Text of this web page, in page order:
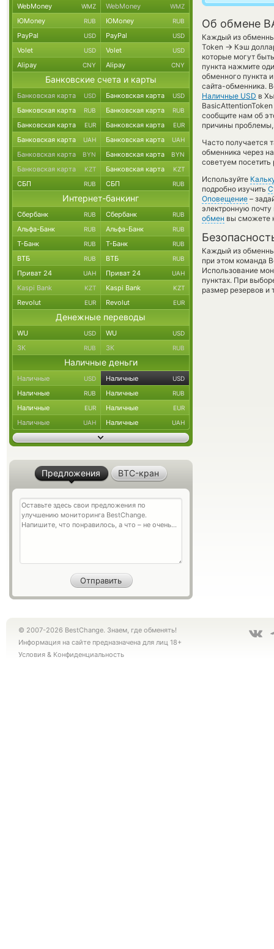
Об обмене
Каждый из
Token → Кэш
которые могут
пункта нажмите
обменного пункта
сайта-обменника.
Наличные USD в
сообщите нам об
причины
Часто получается
обменника через
советуем посетить
Используйте
подробно изучить
Оповещение –
электронную
обмен вы сможете
Каждый из
при этом команда
Использование
пунктах. При
размер резервов и
WebMoney WMZ WebMoney WMZ
ЮMoney RUB ЮMoney RUB
PayPal USD PayPal USD
Volet USD Volet USD
Alipay CNY Alipay CNY
Банковские счета и карты
Банковская карта USD Банковская карта USD
Банковская карта RUB Банковская карта RUB
Банковская карта EUR Банковская карта EUR
Банковская карта UAH Банковская карта UAH
Банковская карта BYN Банковская карта BYN
Банковская карта KZT Банковская карта KZT
СБП RUB СБП RUB
Интернет-банкинг
Сбербанк RUB Сбербанк RUB
Альфа-Банк RUB Альфа-Банк RUB
Т-Банк RUB Т-Банк RUB
ВТБ RUB ВТБ RUB
Приват 24 UAH Приват 24 UAH
Kaspi Bank KZT Kaspi Bank KZT
Revolut EUR Revolut EUR
Денежные переводы
WU USD WU USD
ЗК RUB ЗК RUB
Наличные деньги
Наличные USD Наличные USD
Наличные RUB Наличные RUB
Наличные EUR Наличные EUR
Наличные UAH Наличные UAH
Предложения BTC-кран
© 2007-2026 BestChange. Знаем, где обменять!
Информация на сайте предназначена для лиц 18+
Условия & Конфиденциальность